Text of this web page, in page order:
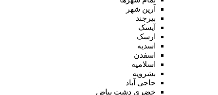
آرین شهر
بیرجند
آیسک
ارسک
اسدیه
اسفدن
اسلامیه
بشرویه
حاجی آباد
خضری دشت بیاض